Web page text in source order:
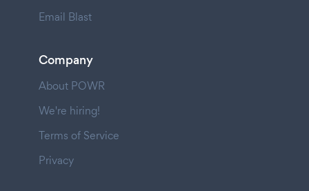
Email Blast
Company
About POWR
We're hiring!
Terms of Service
Privacy